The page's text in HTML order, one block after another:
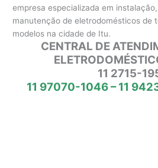
empresa especializada em
manutenção de eletrodomésticos de
modelos na cidade de Itu.
CENTRAL DE
11 2715-
11 97070-1046 – 11